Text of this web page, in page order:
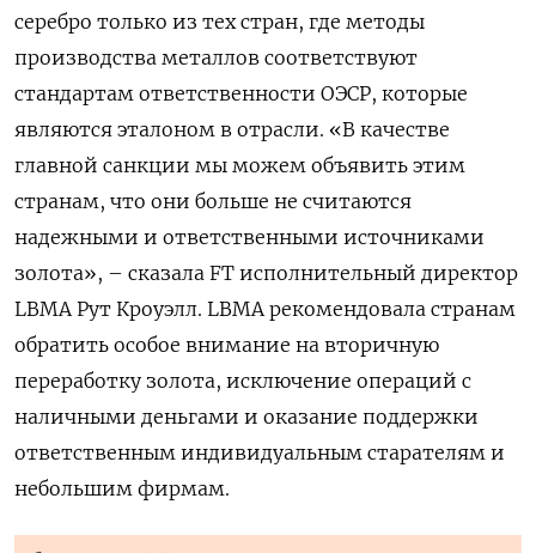
серебро только из тех стран, где методы
производства металлов соответствуют
стандартам ответственности ОЭСР, которые
являются эталоном в отрасли. «В качестве
главной санкции мы можем объявить этим
странам, что они больше не считаются
надежными и ответственными источниками
золота», – сказала FT исполнительный директор
LBMA Рут Кроуэлл. LBMA рекомендовала странам
обратить особое внимание на вторичную
переработку золота, исключение операций с
наличными деньгами и оказание поддержки
ответственным индивидуальным старателям и
небольшим фирмам.